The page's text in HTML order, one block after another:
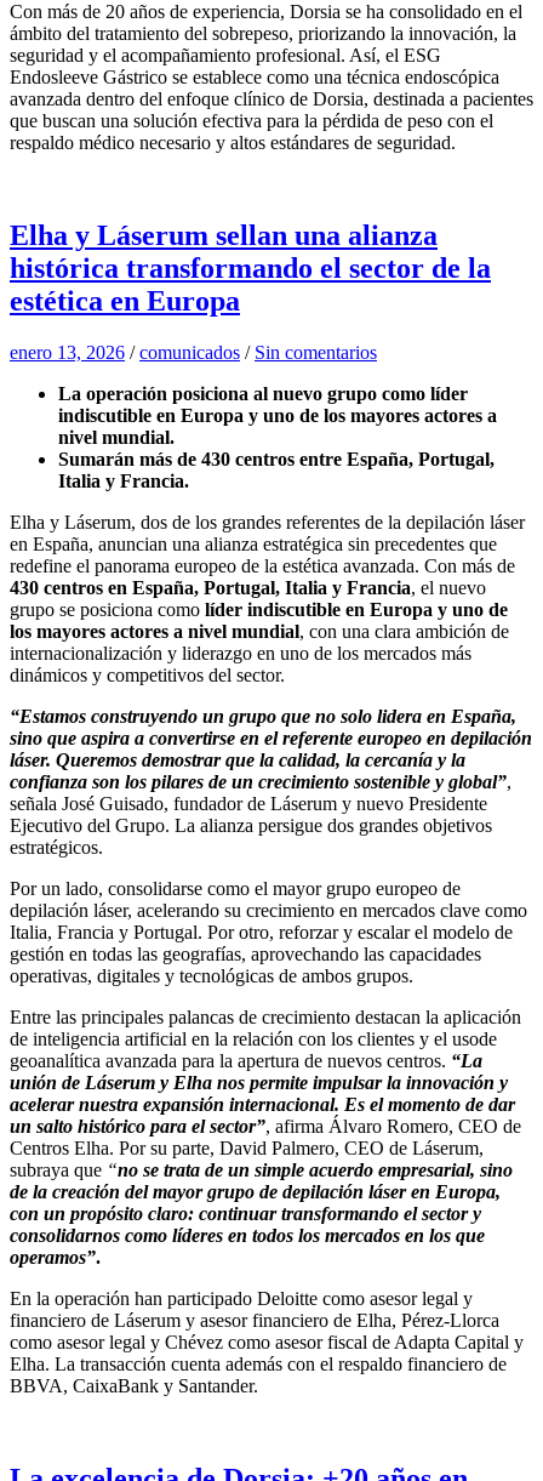
Con más de 20 años de experiencia, Dorsia se ha consolidado en el
ámbito del tratamiento del sobrepeso, priorizando la innovación, la
seguridad y el acompañamiento profesional. Así, el ESG
Endosleeve Gástrico se establece como una técnica endoscópica
avanzada dentro del enfoque clínico de Dorsia, destinada a pacientes
que buscan una solución efectiva para la pérdida de peso con el
respaldo médico necesario y altos estándares de seguridad.
Elha y Láserum sellan una alianza
histórica transformando el sector de la
estética en Europa
enero 13, 2026 /comunicados / Sin comentarios
La operación posiciona al nuevo grupo como líder
indiscutible en Europa y uno de los mayores actores a
nivel mundial.
Sumarán más de 430 centros entre España, Portugal,
Italia y Francia.
Elha y Láserum, dos de los grandes referentes de la depilación láser
en España, anuncian una alianza estratégica sin precedentes que
redefine el panorama europeo de la estética avanzada. Con más de
430 centros en España, Portugal, Italia y Francia, el nuevo
grupo se posiciona como líder indiscutible en Europa y uno de
los mayores actores a nivel mundial, con una clara ambición de
internacionalización y liderazgo en uno de los mercados más
dinámicos y competitivos del sector.
“Estamos construyendo un grupo que no solo lidera en España,
sino que aspira a convertirse en el referente europeo en depilación
láser. Queremos demostrar que la calidad, la cercanía y la
confianza son los pilares de un crecimiento sostenible y global”,
señala José Guisado, fundador de Láserum y nuevo Presidente
Ejecutivo del Grupo. La alianza persigue dos grandes objetivos
estratégicos.
Por un lado, consolidarse como el mayor grupo europeo de
depilación láser, acelerando su crecimiento en mercados clave como
Italia, Francia y Portugal. Por otro, reforzar y escalar el modelo de
gestión en todas las geografías, aprovechando las capacidades
operativas, digitales y tecnológicas de ambos grupos.
Entre las principales palancas de crecimiento destacan la aplicación
de inteligencia artificial en la relación con los clientes y el usode
geoanalítica avanzada para la apertura de nuevos centros. “La
unión de Láserum y Elha nos permite impulsar la innovación y
acelerar nuestra expansión internacional. Es el momento de dar
un salto histórico para el sector”, afirma Álvaro Romero, CEO de
Centros Elha. Por su parte, David Palmero, CEO de Láserum,
subraya que “no se trata de un simple acuerdo empresarial, sino
de la creación del mayor grupo de depilación láser en Europa,
con un propósito claro: continuar transformando el sector y
consolidarnos como líderes en todos los mercados en los que
operamos”.
En la operación han participado Deloitte como asesor legal y
financiero de Láserum y asesor financiero de Elha, Pérez-Llorca
como asesor legal y Chévez como asesor fiscal de Adapta Capital y
Elha. La transacción cuenta además con el respaldo financiero de
BBVA, CaixaBank y Santander.